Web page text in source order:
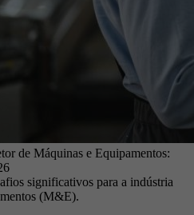
de Máquinas e Equipamentos:
significativos para a indústria
(M&E).